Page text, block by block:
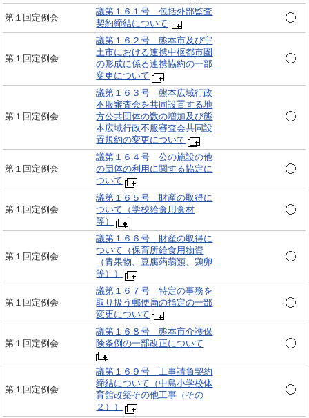
第１回定例会
議第１６１号 包括外部監査
契約締結について
第１回定例会
議第１６２号 熊本市及び宇
土市における連携中枢都市圏
の形成に係る連携協約の一部
変更について
第１回定例会
議第１６３号 熊本広域行政
不服審査会を共同設置する地
方公共団体の数の増加及び熊
本広域行政不服審査会共同設
置規約の変更について
第１回定例会
議第１６４号 公の施設の他
の団体の利用に関する協定に
ついて
第１回定例会
議第１６５号 財産の取得に
ついて（学校給食用食材
等）
第１回定例会
議第１６６号 財産の取得に
ついて（保育所給食用物資
（青果物、豆腐蒟蒻類、鶏卵
等））
第１回定例会
議第１６７号 特定の事務を
取り扱う郵便局の指定の一部
変更について
第１回定例会
議第１６８号 熊本市介護保
険条例の一部改正について
第１回定例会
議第１６９号 工事請負契約
締結について（中島小学校体
育館改築その他工事（その
２））